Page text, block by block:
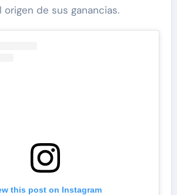
de sus ganancias.
this post on Instagram